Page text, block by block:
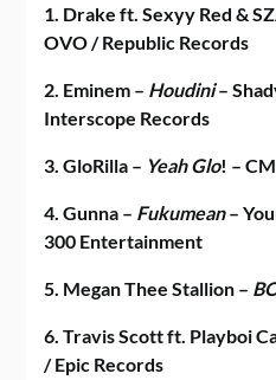
1. Drake ft. Sexyy Red &
OVO / Republic Records
2. Eminem – Houdini–
Interscope Records
3. GloRilla – Yeah Glo! –
4. Gunna – Fukumean–
300 Entertainment
5. Megan Thee Stallion –
6. Travis Scott ft. Playboi
/ Epic Records